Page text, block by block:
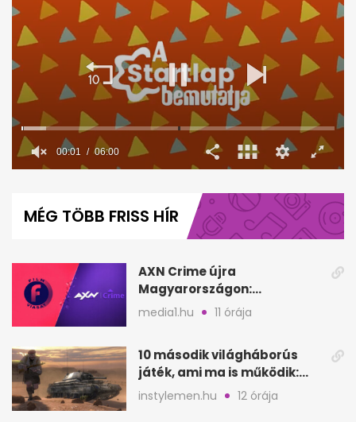
minutes,
00:02 06:00
MÉG TÖBB FRISS HÍR
AXN Crime újra
Magyarországon:
szeptembertől a Viasat Film
media1.hu 11 órája
10 második világháborús
játék, ami ma is működik:
hangulat és játékmenet
instylemen.hu 12 órája